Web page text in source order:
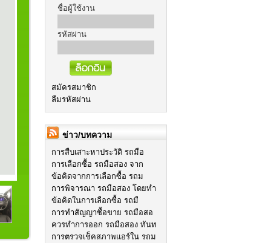
ชื่อผู้ใช้งาน
รหัสผ่าน
สมัครสมาชิก
ลืมรหัสผ่าน
ข่าว/บทความ
การสืบเสาะหาประวัติ รถมือ
การเลือกซื้อ รถมือสอง จาก
ข้อคิดจากการเลือกซื้อ รถม
การพิจารณา รถมือสอง โดยทำ
ข้อคิดในการเลือกซื้อ รถมื
การทำสัญญาซื้อขาย รถมือสอ
ควรทำการออก รถมือสอง ทันท
การตรวจเช็คสภาพแอร์ใน รถม